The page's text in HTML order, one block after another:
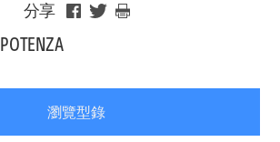
分享
POTENZA
瀏覽型錄